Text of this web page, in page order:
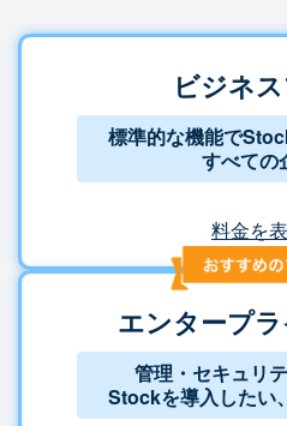
ビジネ
標準的な機能で
すべての
料金を
エンタープ
管理・セキュリ
Stockを導入したい